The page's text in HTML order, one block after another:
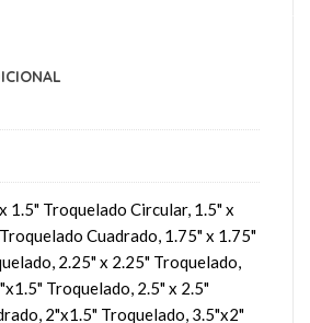
1.5" Troquelado Circular, 1.5" x
Cuadrado, 1.75" x 1.75"
2.25" x 2.25" Troquelado,
Troquelado, 2.5" x 2.5"
2"x1.5" Troquelado, 3.5"x2"